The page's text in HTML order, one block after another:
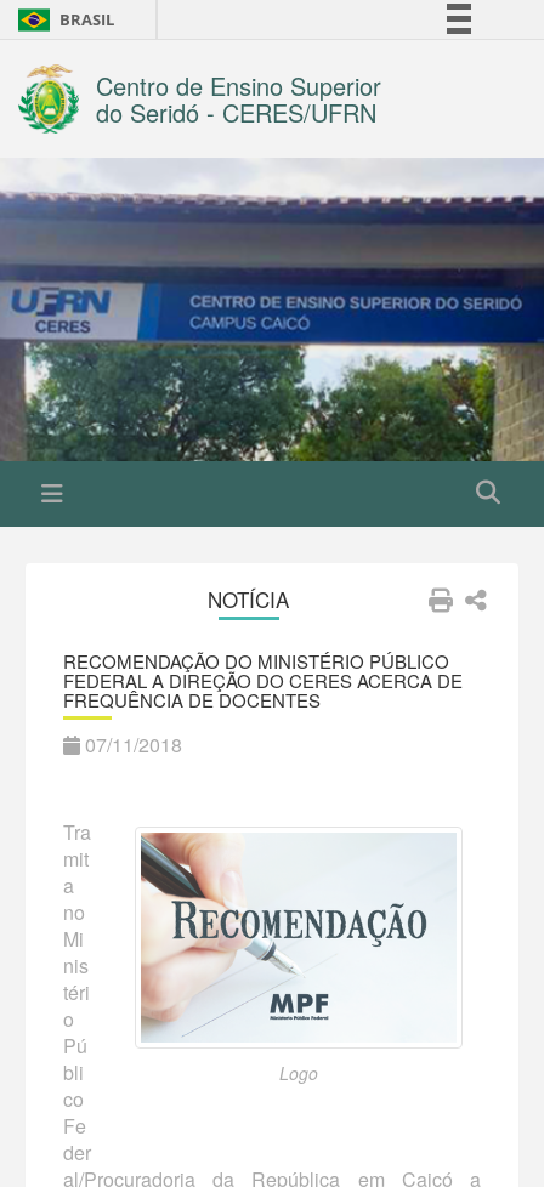
BRASIL
Comunica BR
Legislação
Centro de Ensino Superior
do Seridó - CERES/UFRN
NOTÍCIA
RECOMENDAÇÃO DO MINISTÉRIO PÚBLICO
FEDERAL A DIREÇÃO DO CERES ACERCA DE
FREQUÊNCIA DE DOCENTES
07/11/2018
Logo
Tra
mit
a
no
Mi
nis
téri
o
Pú
bli
co
Fe
der
al/Procuradoria da República em Caicó a